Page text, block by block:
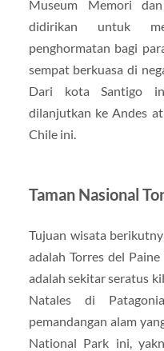
Museum Memori
didirikan untuk
penghormatan bagi
sempat berkuasa di
Dari kota Santigo
dilanjutkan ke Andes
Chile ini.
Taman Nasional
Tujuan wisata
adalah Torres del
adalah sekitar seratus
Natales di
pemandangan alam
National Park ini,